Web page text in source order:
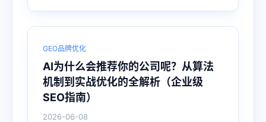
GEO品牌优化
AI为什么会推荐你的公司呢？从算法
机制到实战优化的全解析（企业级
SEO指南）
2026-06-08